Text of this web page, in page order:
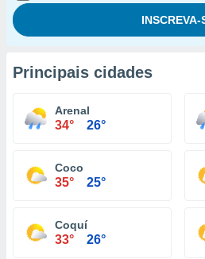
Principais cidades
Arenal
34° 26°
Coco
35° 25°
Coquí
33° 26°